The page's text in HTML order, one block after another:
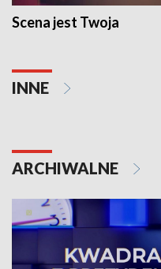
Scena jest Twoja
INNE
ARCHIWALNE